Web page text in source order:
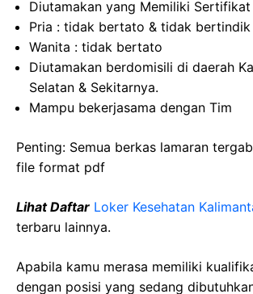
Diutamakan yang Memiliki Sertifikat
Pria : tidak bertato & tidak bertindik
Wanita : tidak bertato
Diutamakan berdomisili di daerah
Selatan & Sekitarnya.
Mampu bekerjasama dengan Tim
Penting: Semua berkas lamaran
file format pdf
Lihat Daftar Loker Kesehatan
terbaru lainnya.
Apabila kamu merasa memiliki
dengan posisi yang sedang